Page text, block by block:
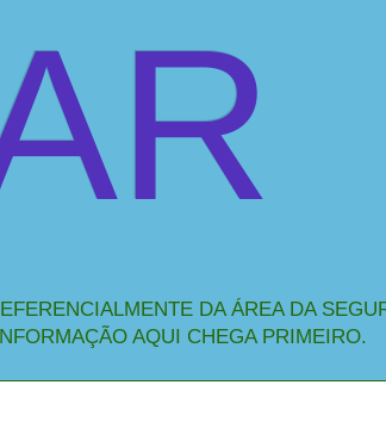
DA ÁREA DA
AQUI CHEGA PRIMEIRO.